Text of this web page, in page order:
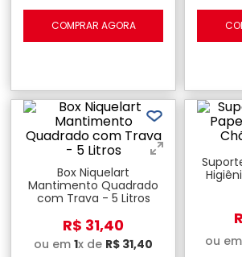
COMPRAR AGORA
Box Niquelart
Mantimento Quadrado
com Trava - 5 Litros
R$ 31,40
ou em 1x de R$ 31,40 ou em